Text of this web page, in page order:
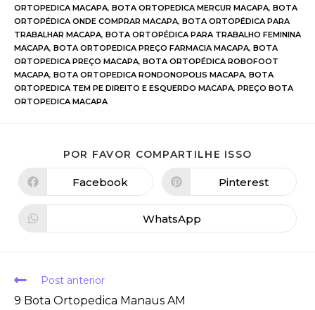
ORTOPEDICA MACAPA, BOTA ORTOPEDICA MERCUR MACAPA, BOTA
ORTOPÉDICA ONDE COMPRAR MACAPA, BOTA ORTOPÉDICA PARA
TRABALHAR MACAPA, BOTA ORTOPÉDICA PARA TRABALHO FEMININA
MACAPA, BOTA ORTOPEDICA PREÇO FARMACIA MACAPA, BOTA
ORTOPEDICA PREÇO MACAPA, BOTA ORTOPÉDICA ROBOFOOT
MACAPA, BOTA ORTOPEDICA RONDONOPOLIS MACAPA, BOTA
ORTOPEDICA TEM PE DIREITO E ESQUERDO MACAPA, PREÇO BOTA
ORTOPEDICA MACAPA
POR FAVOR COMPARTILHE ISSO
Facebook Pinterest
WhatsApp
Post anterior
9 Bota Ortopedica Manaus AM